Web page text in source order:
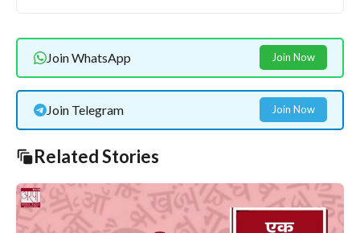
Join WhatsApp Join Now
Join Telegram Join Now
Related Stories